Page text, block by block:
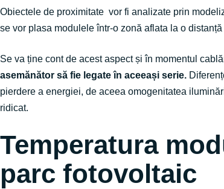
Obiectele de proximitate vor fi analizate prin
se vor plasa modulele într-o zonă aflata la o
Se va ține cont de acest aspect și în momentul
asemănător să fie legate în aceeași serie.
pierdere a energiei, de aceea omogenitatea
ridicat.
Temperatura
parc fotovoltaic